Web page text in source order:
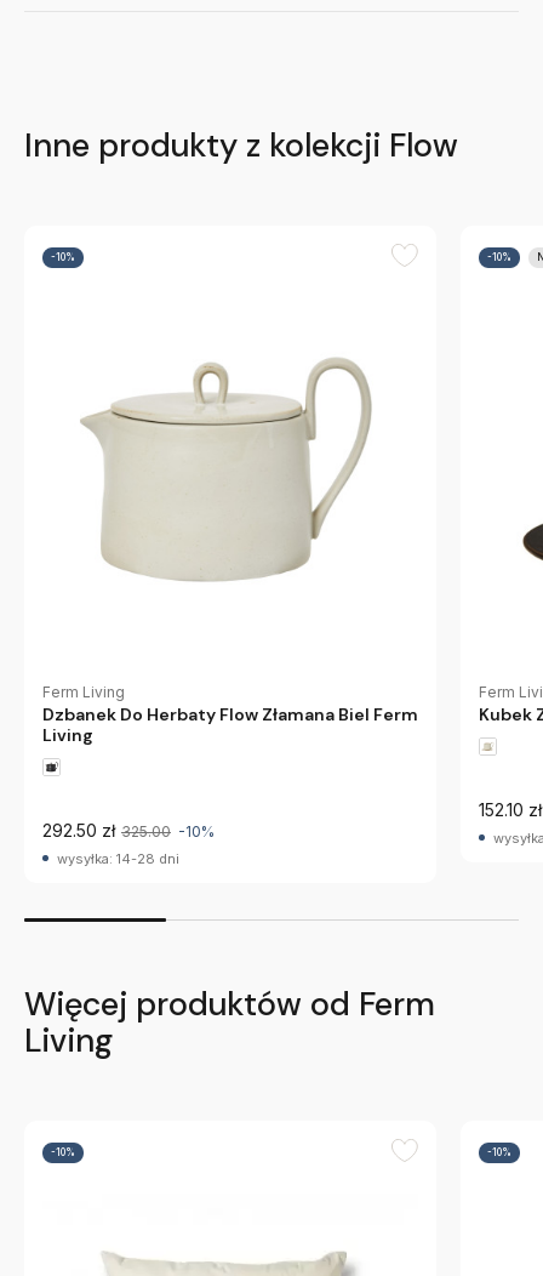
Inne produkty z kolekcji Flow
-10%
Ferm Living
Dzbanek Do Herbaty Flow Złamana Biel Ferm
Living
292.50 zł 325.00 -10%
wysyłka: 14-28 dni
-10%
Ferm
Kubek
152.10 zł
Więcej produktów od Ferm
Living
-10% -10%